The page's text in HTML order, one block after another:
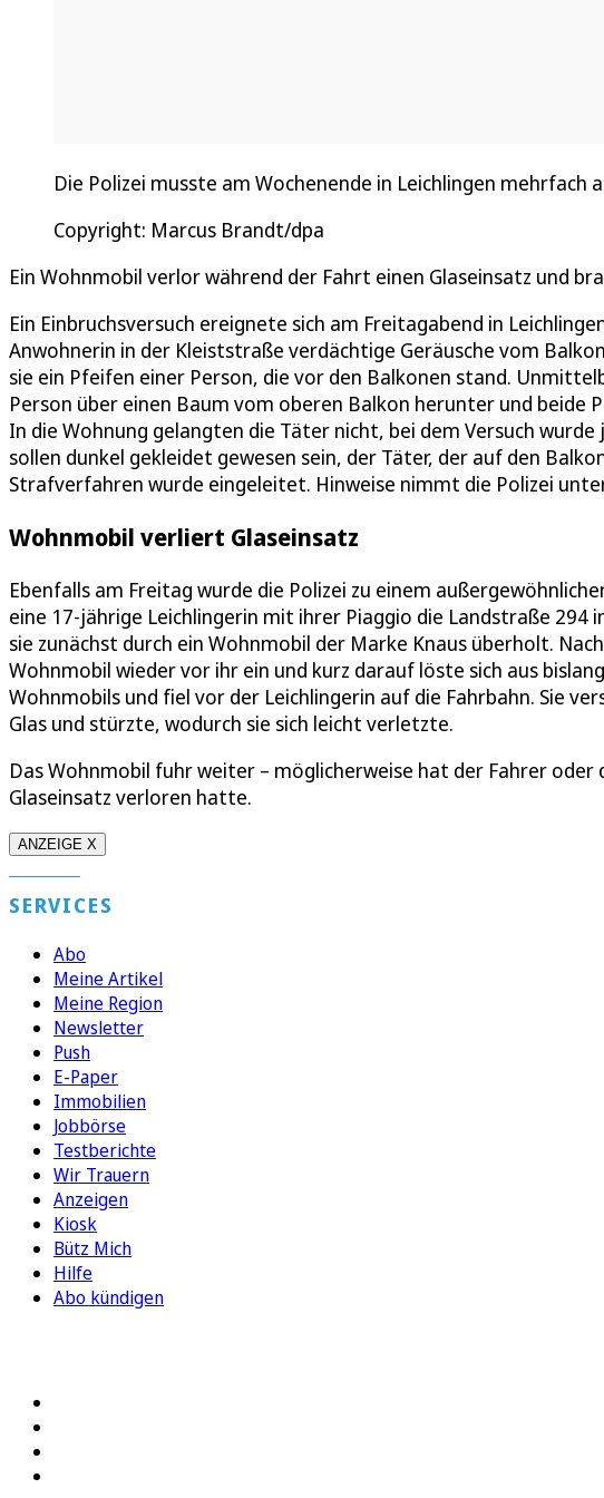
Die Polizei musste am Wochenende in Leichlingen mehrfach
Copyright: Marcus Brandt/dpa
Ein Wohnmobil verlor während der Fahrt einen Glaseinsatz und
Ein Einbruchsversuch ereignete sich am Freitagabend in
Anwohnerin in der Kleiststraße verdächtige Geräusche vom
sie ein Pfeifen einer Person, die vor den Balkonen stand.
Person über einen Baum vom oberen Balkon herunter und beide
In die Wohnung gelangten die Täter nicht, bei dem Versuch
sollen dunkel gekleidet gewesen sein, der Täter, der auf den
Strafverfahren wurde eingeleitet. Hinweise nimmt die Polizei
Wohnmobil verliert Glaseinsatz
Ebenfalls am Freitag wurde die Polizei zu einem
eine 17-jährige Leichlingerin mit ihrer Piaggio die Landstraße 294
sie zunächst durch ein Wohnmobil der Marke Knaus überholt.
Wohnmobil wieder vor ihr ein und kurz darauf löste sich aus
Wohnmobils und fiel vor der Leichlingerin auf die Fahrbahn. Sie
Glas und stürzte, wodurch sie sich leicht verletzte.
Das Wohnmobil fuhr weiter – möglicherweise hat der Fahrer oder
Glaseinsatz verloren hatte.
ANZEIGE X
SERVICES
Abo
Meine Artikel
Meine Region
Newsletter
Push
E-Paper
Immobilien
Jobbörse
Testberichte
Wir Trauern
Anzeigen
Kiosk
Bütz Mich
Hilfe
Abo kündigen